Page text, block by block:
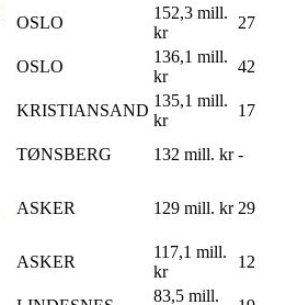
OSLO
152,3 mill.
kr
27
OSLO
136,1 mill.
kr
42
KRISTIANSAND
135,1 mill.
kr
17
TØNSBERG 132 mill. kr -
ASKER 129 mill. kr 29
ASKER
117,1 mill.
kr
12
83,5 mill.